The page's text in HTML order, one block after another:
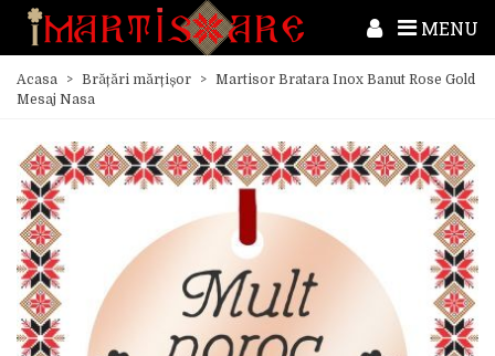
MENU
Acasa > Brățări mărțișor > Martisor Bratara Inox Banut Rose Gold
Mesaj Nasa